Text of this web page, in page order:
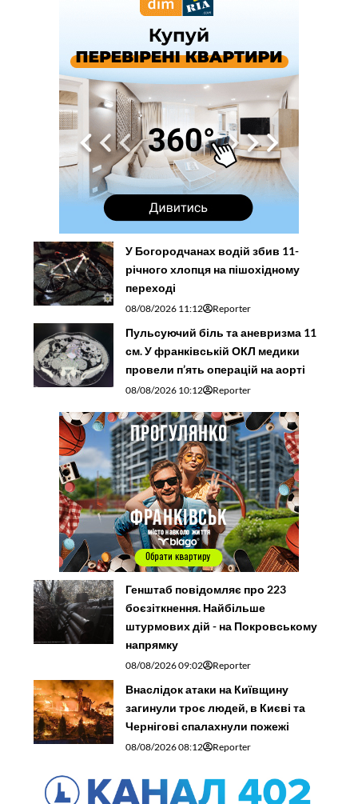
У Богородчанах водій збив 11-
річного хлопця на пішохідному
переході
08/08/2026 11:12 Reporter
Пульсуючий біль та аневризма 11
см. У франківській ОКЛ медики
провели п’ять операцій на аорті
08/08/2026 10:12 Reporter
Генштаб повідомляє про 223
боєзіткнення. Найбільше
штурмових дій - на Покровському
напрямку
08/08/2026 09:02 Reporter
Внаслідок атаки на Київщину
загинули троє людей, в Києві та
Чернігові спалахнули пожежі
08/08/2026 08:12 Reporter